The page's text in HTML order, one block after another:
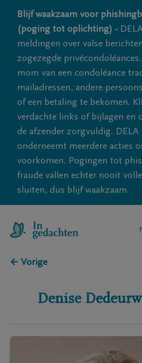
Blijf waakzaam voor
(poging tot oplichting) -
meldingen over valse
zogezegde
mom van een condoléance
mailadressen, andere
of een betaling te bekomen.
verdachte links of bijlagen en
de afzender zorgvuldig. DELA
onderneemt meerdere acties
voorkomen. Pogingen tot
fraude vallen echter nooit
sluiten, dus blijf waakzaam.
← Vorige
Denise